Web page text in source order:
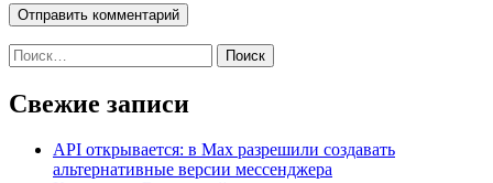
Найти:
Свежие записи
API открывается: в Max разрешили создавать
альтернативные версии мессенджера